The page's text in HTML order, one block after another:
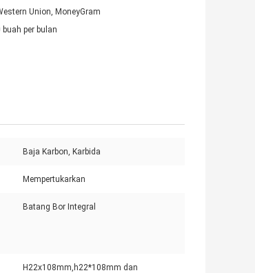
Union, MoneyGram
per bulan
Baja Karbon, Karbida
Mempertukarkan
Batang Bor Integral
H22x108mm,h22*108mm dan